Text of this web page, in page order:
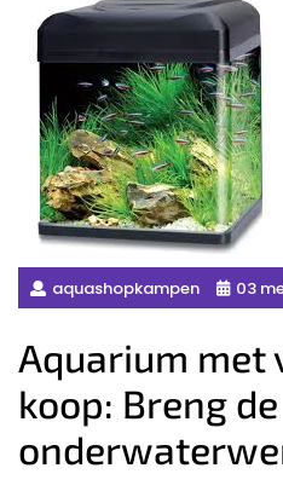
aquashopkampen 03
Aquarium met
koop: Breng de